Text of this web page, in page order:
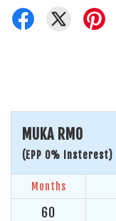
MUKA RM0
(EPP 0% Insterest)
Months
60